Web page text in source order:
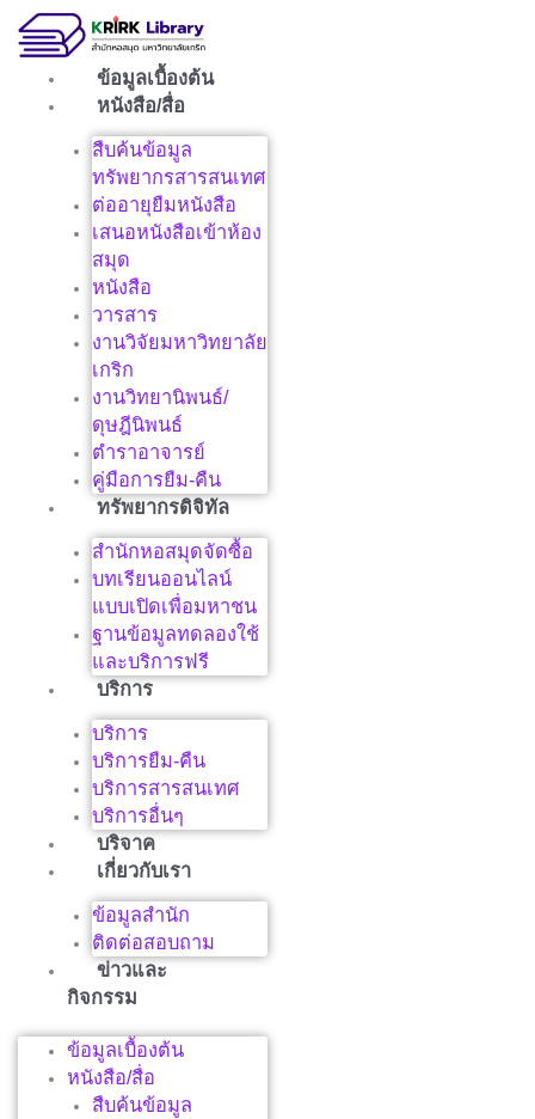
ข้อมูลเบื้องต้น
หนังสือ/สื่อ
สืบค้นข้อมูล
ทรัพยากรสารสนเทศ
ต่ออายุยืมหนังสือ
เสนอหนังสือเข้าห้อง
สมุด
หนังสือ
วารสาร
งานวิจัยมหาวิทยาลัย
เกริก
งานวิทยานิพนธ์/
ดุษฎีนิพนธ์
ตำราอาจารย์
คู่มือการยืม-คืน
ทรัพยากรดิจิทัล
สำนักหอสมุดจัดซื้อ
บทเรียนออนไลน์
แบบเปิดเพื่อมหาชน
ฐานข้อมูลทดลองใช้
และบริการฟรี
บริการ
บริการ
บริการยืม-คืน
บริการสารสนเทศ
บริการอื่นๆ
บริจาค
เกี่ยวกับเรา
ข้อมูลสำนัก
ติดต่อสอบถาม
ข่าวและ
กิจกรรม
ข้อมูลเบื้องต้น
หนังสือ/สื่อ
สืบค้นข้อมูล